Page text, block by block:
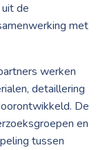
de
met
werken
detaillering
De
en
tussen